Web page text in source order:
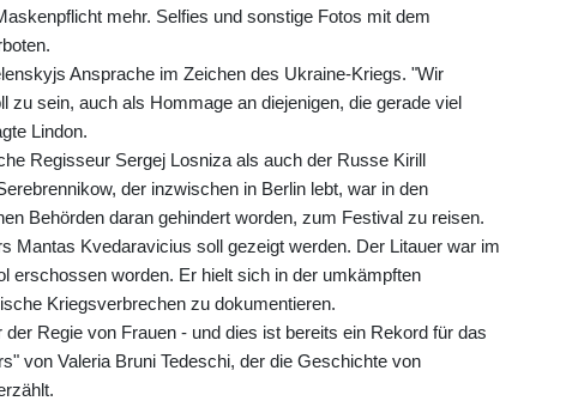
mehr. Selfies und sonstige Fotos mit dem
Ansprache im Zeichen des Ukraine-Kriegs. "Wir
zu sein, auch als Hommage an diejenigen, die gerade viel
Lindon.
Regisseur Sergej Losniza als auch der Russe Kirill
der inzwischen in Berlin lebt, war in den
Behörden daran gehindert worden, zum Festival zu reisen.
Mantas Kvedaravicius soll gezeigt werden. Der Litauer war im
erschossen worden. Er hielt sich in der umkämpften
Kriegsverbrechen zu dokumentieren.
Regie von Frauen - und dies ist bereits ein Rekord für das
von Valeria Bruni Tedeschi, der die Geschichte von